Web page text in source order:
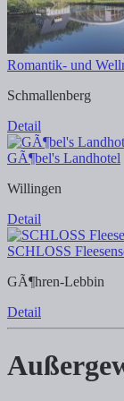
Romantik- und
Schmallenberg
Detail
GÃ¶bel's Landhotel
Willingen
Detail
SCHLOSS
GÃ¶hren-Lebbin
Detail